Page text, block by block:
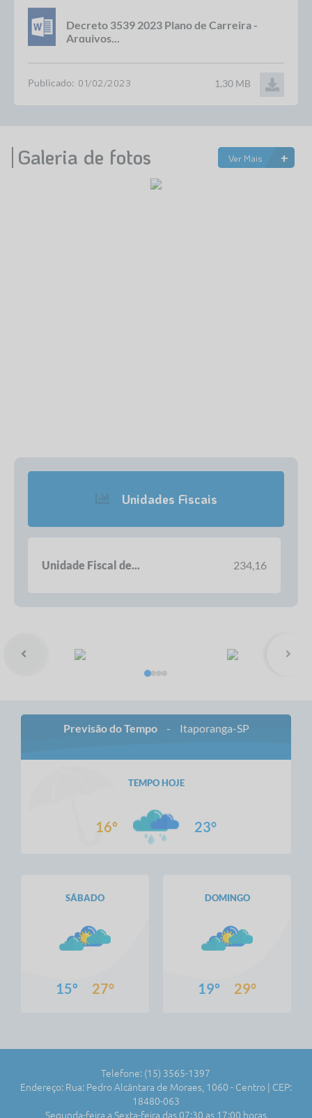
Decreto 3539 2023 Plano de Carreira -
Arquivos...
Publicado: 01/02/2023 1,30 MB
Galeria de fotos Ver Mais +
Unidades Fiscais
Unidade Fiscal de... 234,16
Previsão do Tempo - Itaporanga-SP
TEMPO HOJE
16º 23°
SÁBADO
15º 27°
DOMINGO
19º 29°
Telefone: (15) 3565-1397
Endereço: Rua: Pedro Alcântara de Moraes, 1060 - Centro | CEP:
18480-063
Segunda-feira a Sexta-feira das 07:30 as 17:00 horas